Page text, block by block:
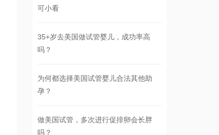
可小看
35+岁去美国做试管婴儿，成功率高
吗？
为何都选择美国试管婴儿合法其他助
孕？
做美国试管，多次进行促排卵会长胖
吗？